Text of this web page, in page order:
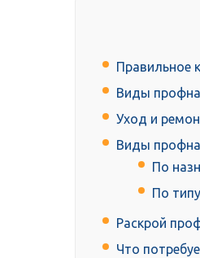
Правильное
Виды
Уход и
Виды
По
По
Раскрой
Что